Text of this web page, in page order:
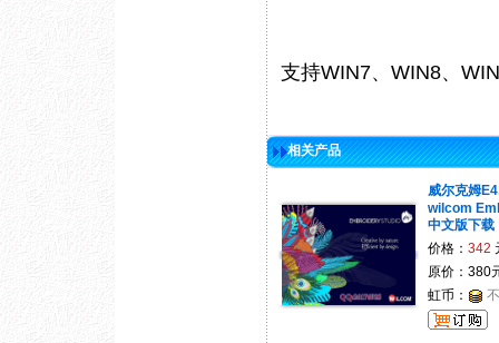
支持WIN7、WIN8、
相关产品
威尔克姆
wilcom
中文版下载
价格： 342
原价：380
虹币：